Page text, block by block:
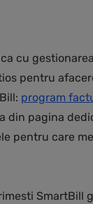
cu
pentru
program
din pagina
pentru care
SmartBill